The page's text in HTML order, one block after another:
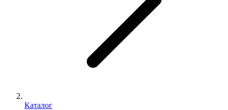
Каталог